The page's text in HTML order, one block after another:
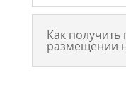
Как
размещении